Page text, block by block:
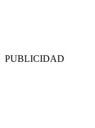
PUBLICIDAD